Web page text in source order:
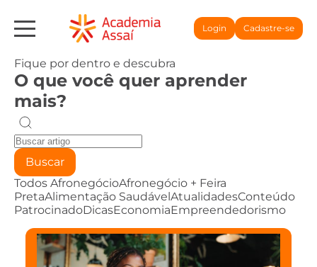
Login Cadastre-se
Fique por dentro e descubra
O que você quer aprender
mais?
Buscar
Todos AfronegócioAfronegócio + Feira
PretaAlimentação SaudávelAtualidadesConteúdo
PatrocinadoDicasEconomiaEmpreendedorismo